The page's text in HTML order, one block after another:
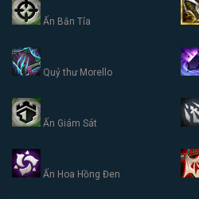
Ấn Bắn Tỉa
Quỷ thư Morello
Ấn Giám Sát
Ấn Hoa Hồng Đen